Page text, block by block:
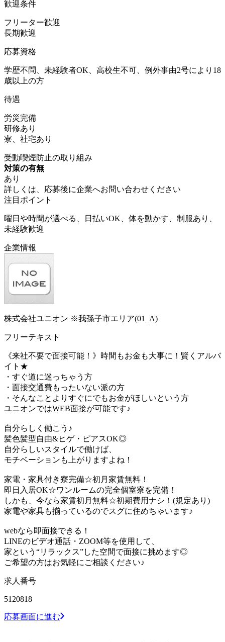
歓迎条件
フリーター歓迎
長期歓迎
応募資格
学歴不問、未経験者OK、高校生不可、例外事由2号により18
歳以上の方
待遇
労災完備
研修あり
寮、社宅あり
受動喫煙防止の取り組み
対策の有無
あり
詳しくは、応募後に企業へお問い合わせください
注目ポイント
曜日や時間が選べる、日払いOK、体を動かす、制服あり、
未経験歓迎
企業情報
株式会社ユニオン ※我孫子市エリア(01_A)
フリーテキスト
《来社不要で面接可能！》時間もお金も大事に！賢くアルバ
イト★
・すぐ道に迷っちゃう方
・面接交通費もったいない派の方
・そんなことよりすぐにでもお金がほしいという方
ユニオンではWEB面接が可能です♪
自分らしく働こう♪
髪色髪型自由&ヒゲ・ピアスOK◎
自分らしいスタイルで働けば、
モチベーションも上がりますよね！
家電・家具付き寮完備☆初月家賃無料！
即日入居OK☆ワンルームの完全個室寮を完備！
しかも、今なら家賃初月無料☆初期費用ナシ！(規定あり)
家電や家具も揃っているのでスグに住めちゃいます♪
webなら即面接できる！
LINEのビデオ通話・ZOOM等を使用して、
家という“リラックス”した空間で面接に挑めます◎
ご希望の方はお気軽にご相談ください♪
求人番号
5120818
応募画面に進む